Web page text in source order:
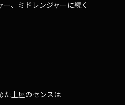
、ミドレンジャーに続く
た土屋のセンスは